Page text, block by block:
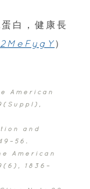
白，健康長
）
American
and
American
1836–